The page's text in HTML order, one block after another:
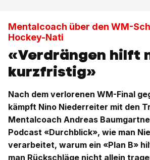
Mentalcoach über den WM-
Hockey-Nati
«Verdrängen hilft
kurzfristig»
Nach dem verlorenen WM-Final
kämpft Nino Niederreiter mit den
Mentalcoach Andreas
Podcast «Durchblick», wie man
verarbeitet, warum ein «Plan B»
man Rückschläge nicht allein